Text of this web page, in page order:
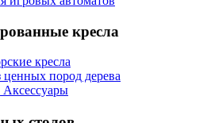
кресла
кресла
ценных пород дерева
Аксессуары